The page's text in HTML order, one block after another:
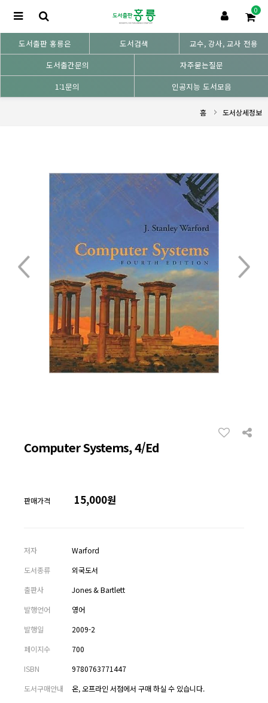
0
도서출판 홍릉은 도서검색
교수, 강사, 교사 전용
도서출간문의
자주묻는질문
1:1문의
인공지능 도서모음
홈 도서상세정보
Computer Systems, 4/Ed
판매가격 15,000원
저자
Warford
도서종류
외국도서
출판사
Jones & Bartlett
발행언어
영어
발행일
2009-2
페이지수
700
ISBN
9780763771447
도서구매안내
온, 오프라인 서점에서 구매 하실 수 있습니다.